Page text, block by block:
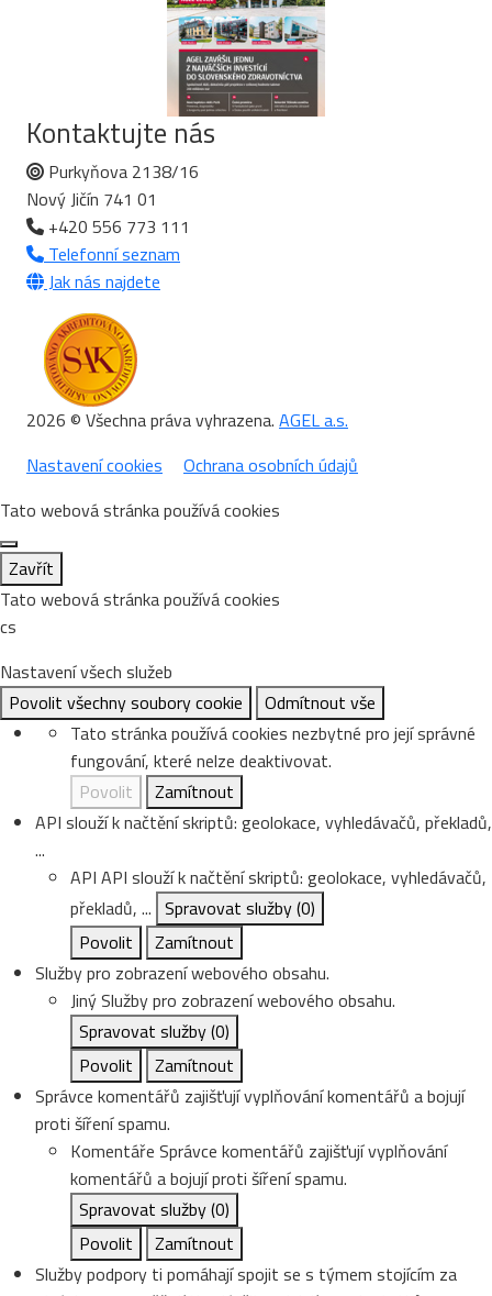
Kontaktujte nás
Purkyňova 2138/16
Nový Jičín 741 01
+420 556 773 111
Telefonní seznam
Jak nás najdete
2026 © Všechna práva vyhrazena. AGEL a.s.
Nastavení cookies
Ochrana osobních údajů
Tato webová stránka používá cookies
Zavřít
Tato webová stránka používá cookies
cs
Nastavení všech služeb
Povolit všechny soubory cookie
Odmítnout vše
Tato stránka používá cookies nezbytné pro její správné
fungování, které nelze deaktivovat.
Povolit
Zamítnout
API slouží k načtění skriptů: geolokace, vyhledávačů, překladů,
...
API API slouží k načtění skriptů: geolokace, vyhledávačů,
překladů, ... Spravovat služby(0)
Povolit
Zamítnout
Služby pro zobrazení webového obsahu.
JinýSlužby pro zobrazení webového obsahu.
Spravovat služby(0)
Povolit
Zamítnout
Správce komentářů zajišťují vyplňování komentářů a bojují
proti šíření spamu.
Komentáře Správce komentářů zajišťují vyplňování
komentářů a bojují proti šíření spamu.
Spravovat služby(0)
Povolit
Zamítnout
Služby podpory ti pomáhají spojit se s týmem stojícím za